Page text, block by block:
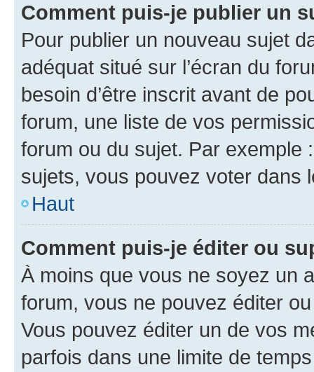
Comment puis-je publier un
Pour publier un nouveau sujet
adéquat situé sur l’écran du
besoin d’être inscrit avant de
forum, une liste de vos
forum ou du sujet. Par exemple
sujets, vous pouvez voter dans
Haut
Comment puis-je éditer ou
À moins que vous ne soyez un
forum, vous ne pouvez éditer
Vous pouvez éditer un de vos
parfois dans une limite de